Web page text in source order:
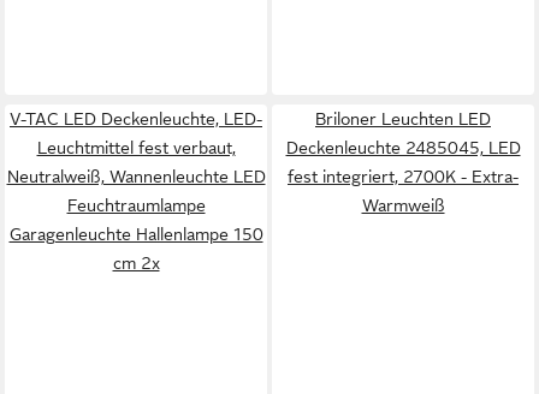
V-TAC LED Deckenleuchte, LED-
Leuchtmittel fest verbaut,
Neutralweiß, Wannenleuchte LED
Feuchtraumlampe
Garagenleuchte Hallenlampe 150
cm 2x
Briloner Leuchten LED
Deckenleuchte 2485045, LED
fest integriert, 2700K - Extra-
Warmweiß